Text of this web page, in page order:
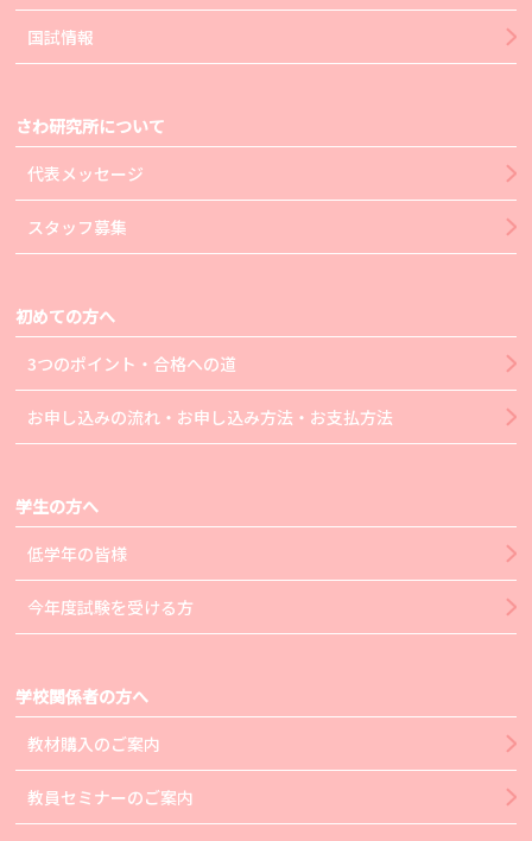
国試情報
さわ研究所について
代表メッセージ
スタッフ募集
初めての方へ
3つのポイント・合格への道
お申し込みの流れ・お申し込み方法・お支払方法
学生の方へ
低学年の皆様
今年度試験を受ける方
学校関係者の方へ
教材購入のご案内
教員セミナーのご案内